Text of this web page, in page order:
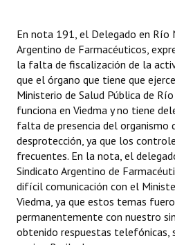
En nota 191, el Delegado en Río
Argentino de Farmacéuticos,
la falta de fiscalización de la
que el órgano que tiene que
Ministerio de Salud Pública de
funciona en Viedma y no tiene
falta de presencia del organismo
desprotección, ya que los
frecuentes. En la nota, el
Sindicato Argentino de
difícil comunicación con el
Viedma, ya que estos temas
permanentemente con nuestro
obtenido respuestas telefónicas,